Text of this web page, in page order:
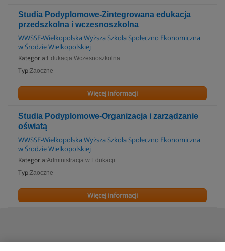
Studia Podyplomowe-Zintegrowana edukacja
przedszkolna i wczesnoszkolna
WWSSE-Wielkopolska Wyższa Szkoła Społeczno Ekonomiczna
w Środzie Wielkopolskiej
Kategoria: Edukacja Wczesnoszkolna
Typ:Zaoczne
Więcej informacji
Studia Podyplomowe-Organizacja i zarządzanie
oświatą
WWSSE-Wielkopolska Wyższa Szkoła Społeczno Ekonomiczna
w Środzie Wielkopolskiej
Kategoria:Administracja w Edukacji
Typ:Zaoczne
Więcej informacji